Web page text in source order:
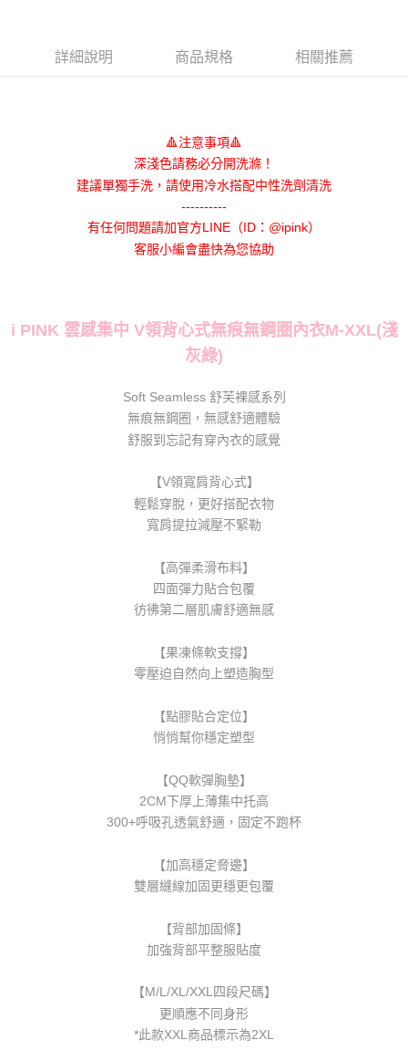
後付繳納相關費用。
１．透過由恩沛科技股份有限公司提供之「AFTEE先享後付」服務完成之交
易，需依本服務之必要範圍內提供個人資料，並將交易相關給付款項請求債
權轉讓予恩沛科技股份有限公司。
２．關於個人資料處理事宜，請瀏覽以下網址：
https://aftee.tw/terms/#terms3
３．未成年的使用者請事先徵得法定代理人或監護人之同意方可使用
「AFTEE先享後付」，若未經同意申辦者引起之損失，本公司不負相關責
請求用戶進行身份認證。
５．嚴禁一人註冊多個帳號或使用他人資訊註冊。若發現惡意使用之情形，
恩沛科技股份有限公司將有權停止該用戶之使用額度並採取法律行動。
每筆NT$100，滿NT$1,000(含以上)免運費
詳細說明 商品規格 相關推薦
🔺注意事項🔺
深淺色請務必分開洗滌！
建議單獨手洗，請使用冷水搭配中性洗劑清洗
----------
有任何問題請加官方LINE（ID：@ipink）
客服小編會盡快為您協助
i PINK 雲感集中 V領背心式無痕無鋼圈內衣M-XXL(淺
灰綠)
Soft Seamless 舒芙裸感系列
無痕無鋼圈，無感舒適體驗
舒服到忘記有穿內衣的感覺
【V領寬肩背心式】
輕鬆穿脫，更好搭配衣物
寬肩提拉減壓不緊勒
【高彈柔滑布料】
四面彈力貼合包覆
彷彿第二層肌膚舒適無感
【果凍條軟支撐】
零壓迫自然向上塑造胸型
【點膠貼合定位】
悄悄幫你穩定塑型
【QQ軟彈胸墊】
2CM下厚上薄集中托高
300+呼吸孔透氣舒適，固定不跑杯
【加高穩定脅邊】
雙層縫線加固更穩更包覆
【背部加固條】
加強背部平整服貼度
【M/L/XL/XXL四段尺碼】
更順應不同身形
*此款XXL商品標示為2XL